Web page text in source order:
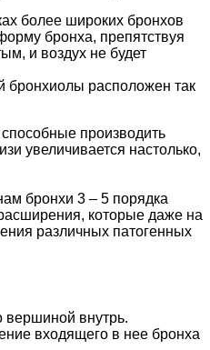
более широких бронхов
бронха, препятствуя
и воздух не будет
бронхиолы расположен так
производить
увеличивается настолько,
бронхи 3 – 5 порядка
которые даже на
различных патогенных
вершиной внутрь.
входящего в нее бронха